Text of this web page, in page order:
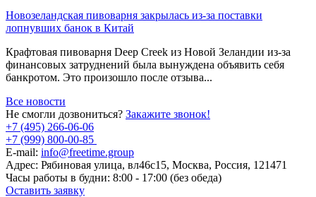
Новозеландская пивоварня закрылась из-за поставки
лопнувших банок в Китай
Крафтовая пивоварня Deep Creek из Новой Зеландии из-за
финансовых затруднений была вынуждена объявить себя
банкротом. Это произошло после отзыва...
Все новости
Не смогли дозвониться? Закажите звонок!
+7 (495) 266-06-06
+7 (999) 800-00-85
E-mail: info@freetime.group
Адрес: Рябиновая улица, вл46с15, Москва, Россия, 121471
Часы работы в будни: 8:00 - 17:00 (без обеда)
Оставить заявку